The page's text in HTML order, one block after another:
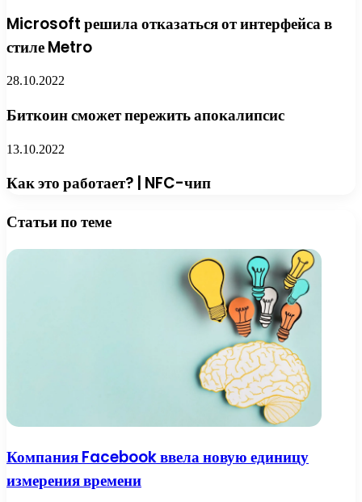
Microsoft решила отказаться от интерфейса в
стиле Metro
28.10.2022
Биткоин сможет пережить апокалипсис
13.10.2022
Как это работает? | NFC-чип
Статьи по теме
Компания Facebook ввела новую единицу
измерения времени